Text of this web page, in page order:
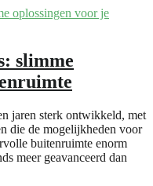
slimme
jaren sterk ontwikkeld, met
die de mogelijkheden voor
buitenruimte enorm
meer geavanceerd dan